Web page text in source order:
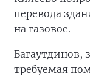
перевода
на газовое.
Багаутдинов,
требуемая